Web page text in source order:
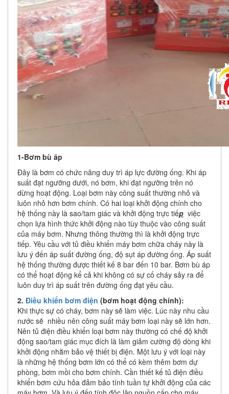
1-Bơm bù áp
Đây là bơm có chức năng duy trì áp lực đường ống. Khi áp
suất đạt ngưỡng dưới, nó bơm, khi đạt ngưỡng trên nó
dừng hoạt động. Loại bơm này công suất thường nhỏ và
luôn nhỏ hơn bơm chính. Có hai loại khởi động chính cho
hệ thống này là sao/tam giác và khởi động trực tiếp việc
chọn lựa hình thức khởi động nào tùy thuộc vào công suất
của máy bơm. Nhưng thông thường thì là khởi động trực
tiếp. Yêu cầu với tủ điều khiển máy bơm chữa cháy này là
lưu ý đến áp suất đường ống, độ sụt áp đường ống. Áp suất
hệ thống thường được thiết kế 8 bar đến 10 bar. Bơm bù áp
có thể hoạt động kể cả khi không có sự cố cháy sảy ra để
luôn duy trì áp suất trên đường ống đạt yêu cầu.
2. Điều khiển bơm điện (bơm hoạt động chính):
Khi thực sự có cháy, bơm này sẽ làm việc. Lúc này nhu cầu
nước sẽ nhiều nên công suất máy bơm loại này sẽ lớn hơn.
Nên tủ điện điều khiển loại bơm này thường có chế độ khởi
động sao/tam giác mục đích là làm giảm cường độ dòng khi
khởi động nhằm bảo vệ thiết bị điện. Một lưu ý với loại này
là những hệ thống bơm lớn có thể có kèm thêm bơm dự
phòng, bơm mồi cho bơm chính. Cần thiết kế tủ điện điều
khiển bơm cứu hỏa đảm bảo tính tuần tự khởi động của các